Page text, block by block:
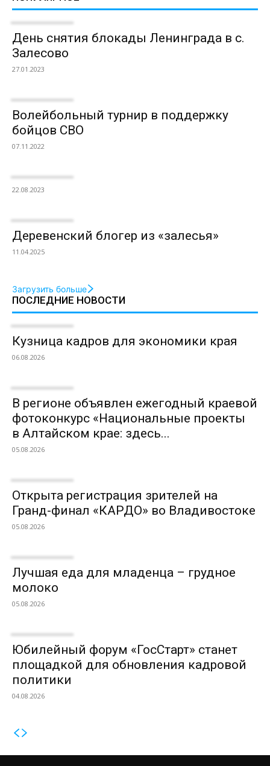
День снятия блокады Ленинграда в с.
Залесово
27.01.2023
Волейбольный турнир в поддержку
бойцов СВО
07.11.2022
22.08.2023
Деревенский блогер из «залесья»
11.04.2025
Загрузить больше
ПОСЛЕДНИЕ НОВОСТИ
Кузница кадров для экономики края
06.08.2026
В регионе объявлен ежегодный краевой
фотоконкурс «Национальные проекты
в Алтайском крае: здесь...
05.08.2026
Открыта регистрация зрителей на
Гранд-финал «КАРДО» во Владивостоке
05.08.2026
Лучшая еда для младенца – грудное
молоко
05.08.2026
Юбилейный форум «ГосСтарт» станет
площадкой для обновления кадровой
политики
04.08.2026